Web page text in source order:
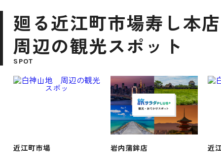
廻る近江町市場寿し本店
周辺の観光スポット
SPOT
近江町市場 岩内蒲鉾店 近